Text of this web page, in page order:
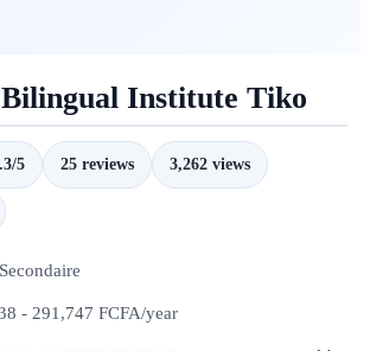
Institute Tiko
5 25 reviews 3,262 views
Secondaire
- 291,747 FCFA/year